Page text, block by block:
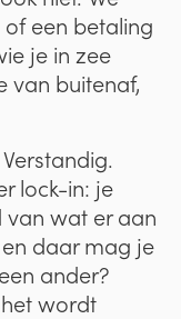
een betaling
je in zee
van buitenaf,
Verstandig.
lock-in: je
van wat er aan
daar mag je
ander?
wordt